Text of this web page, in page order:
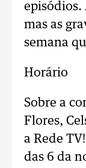
episódios.
mas as
semana
Horário
Sobre a
Flores,
a Rede
das 6 da